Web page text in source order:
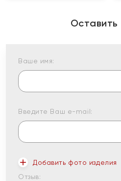
Оставить
Ваше имя:
Введите Ваш e-mail:
Добавить фото изделия
Отзыв: